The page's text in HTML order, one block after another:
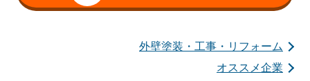
外壁塗装・工事・リフォーム
オススメ企業